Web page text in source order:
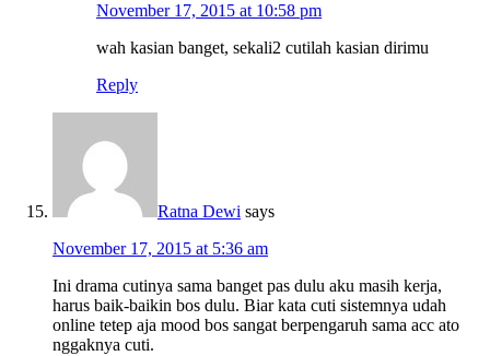
November 17, 2015 at 10:58 pm
wah kasian banget, sekali2 cutilah kasian dirimu
Reply
Ratna Dewi says
November 17, 2015 at 5:36 am
Ini drama cutinya sama banget pas dulu aku masih kerja,
harus baik-baikin bos dulu. Biar kata cuti sistemnya udah
online tetep aja mood bos sangat berpengaruh sama acc ato
nggaknya cuti.